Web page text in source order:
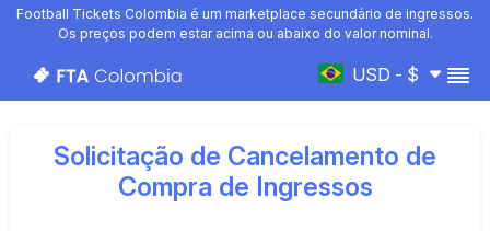
Football Tickets Colombia é um marketplace secundário de ingressos.
Os preços podem estar acima ou abaixo do valor nominal.
USD - $
Solicitação de Cancelamento de
Compra de Ingressos